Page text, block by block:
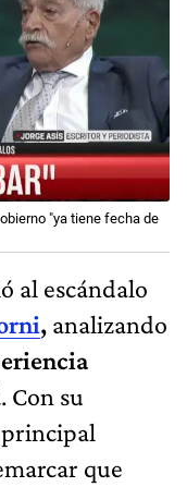
"ya tiene fecha de
al escándalo
, analizando
. Con su
que